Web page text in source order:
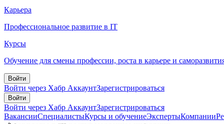
Карьера
Профессиональное развитие в IT
Курсы
Обучение для смены профессии, роста в карьере и
Войти
Войти через Хабр АккаунтЗарегистрироваться
Войти
Войти через Хабр АккаунтЗарегистрироваться
ВакансииСпециалистыКурсы и обучениеЭкспертыКомпании